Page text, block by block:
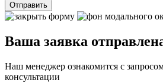
Отправить
Ваша заявка
Наш менеджер ознакомится с
консультации